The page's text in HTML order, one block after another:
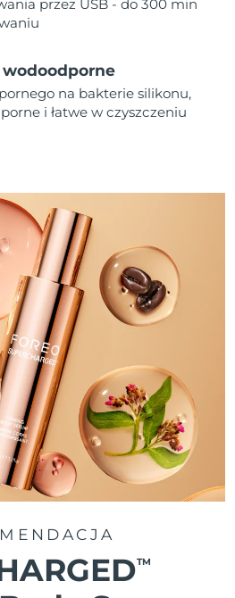
przez USB - do 300 min
na bakterie silikonu,
i łatwe w czyszczeniu
TM